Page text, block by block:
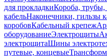
для прокладкиКороба, трубы,
кабельНаконечники, гильзы
коробовКабельный крепеж
оборудованиеЭлектрощиты
электрощитаШины
путевые, концевые